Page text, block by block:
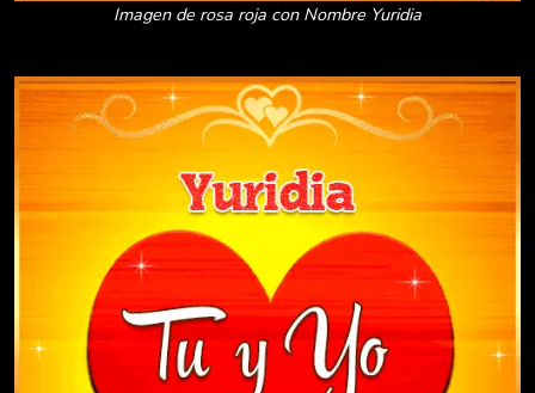
Imagen de rosa roja con Nombre Yuridia